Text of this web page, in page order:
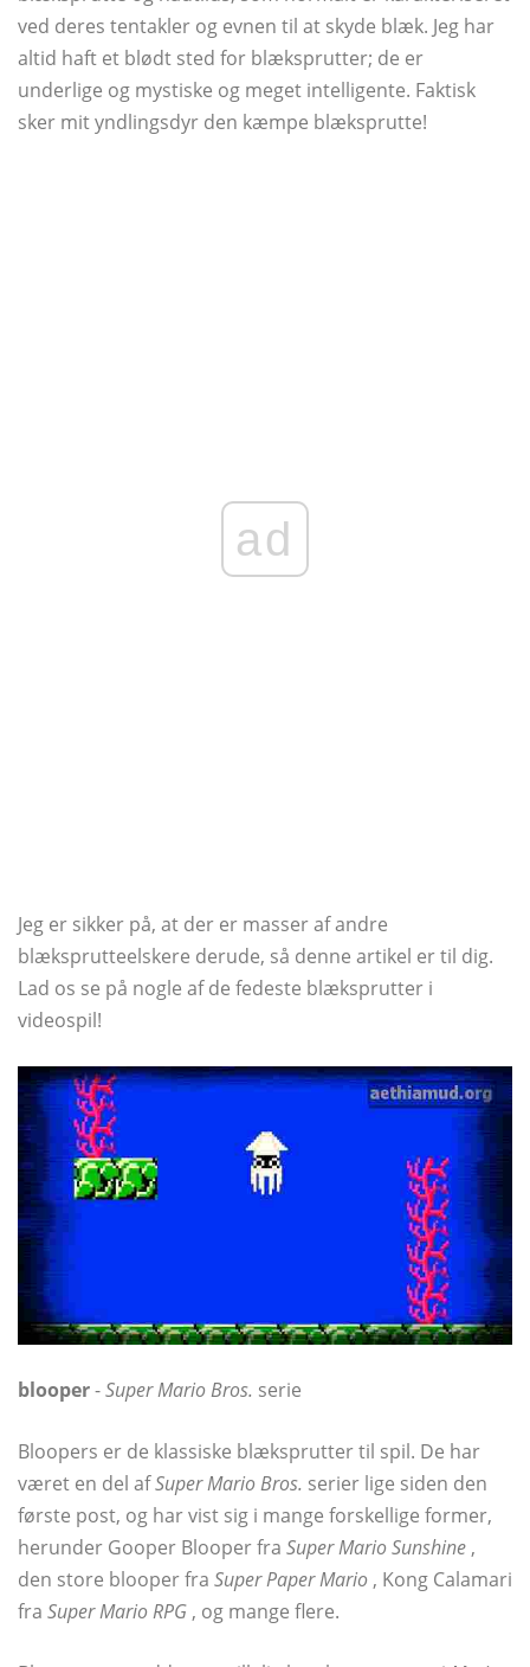
ved deres tentakler og evnen til at skyde blæk. Jeg har
altid haft et blødt sted for blæksprutter; de er
underlige og mystiske og meget intelligente. Faktisk
sker mit yndlingsdyr den kæmpe blæksprutte!
ad
Jeg er sikker på, at der er masser af andre
blæksprutteelskere derude, så denne artikel er til dig.
Lad os se på nogle af de fedeste blæksprutter i
videospil!
blooper-Super Mario Bros. serie
Bloopers er de klassiske blæksprutter til spil. De har
været en del afSuper Mario Bros. serier lige siden den
første post, og har vist sig i mange forskellige former,
herunder Gooper Blooper fra Super Mario Sunshine ,
den store blooper fra Super Paper Mario , Kong Calamari
fra Super Mario RPG , og mange flere.